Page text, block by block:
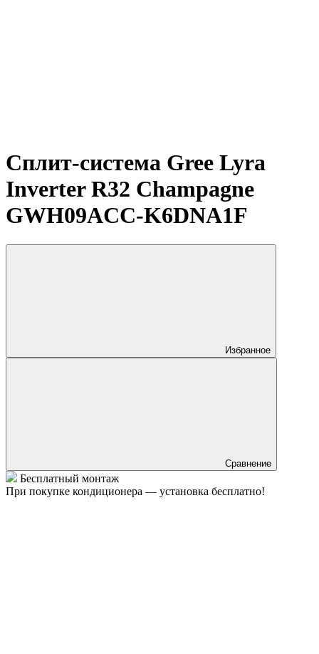
Сплит-система Gree Lyra
Inverter R32 Champagne
GWH09ACC-K6DNA1F
Избранное
Сравнение
Бесплатный монтаж
При покупке кондиционера — установка бесплатно!